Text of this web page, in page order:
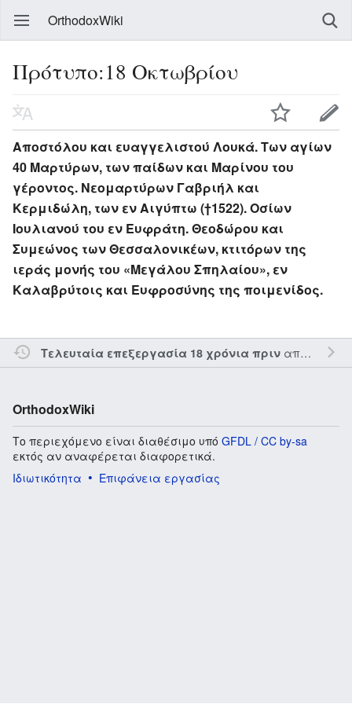
OrthodoxWiki
Πρότυπο:18 Οκτωβρίου
Αποστόλου και ευαγγελιστού Λουκά. Των αγίων
40 Μαρτύρων, των παίδων και Μαρίνου του
γέροντος. Νεομαρτύρων Γαβριήλ και
Κερμιδώλη, των εν Αιγύπτω (†1522). Οσίων
Ιουλιανού του εν Ευφράτη. Θεοδώρου και
Συμεώνος των Θεσσαλονικέων, κτιτόρων της
ιεράς μονής του «Μεγάλου Σπηλαίου», εν
Καλαβρύτοις και Ευφροσύνης της ποιμενίδος.
Τελευταία επεξεργασία 18 χρόνια πριναπό τον την
OrthodoxWiki
Το περιεχόμενο είναι διαθέσιμο υπό GFDL / CC by-sa
εκτός αν αναφέρεται διαφορετικά.
Ιδιωτικότητα
Επιφάνεια εργασίας